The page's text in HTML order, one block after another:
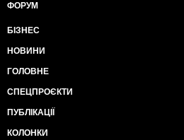
ФОРУМ
БІЗНЕС
НОВИНИ
ГОЛОВНЕ
СПЕЦПРОЄКТИ
ПУБЛІКАЦІЇ
КОЛОНКИ